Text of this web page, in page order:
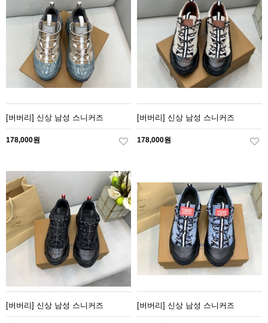
[버버리] 신상 남성 스니커즈
178,000원
[버버리] 신상 남성 스니커즈
178,000원
[버버리] 신상 남성 스니커즈 [버버리] 신상 남성 스니커즈